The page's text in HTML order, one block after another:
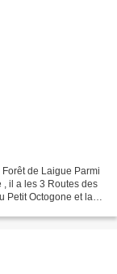
de Laigue Parmi
, il a les 3 Routes des
Petit Octogone et la